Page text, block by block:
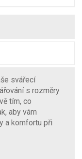
svářecí
s rozměry
tím, co
aby vám
a komfortu při